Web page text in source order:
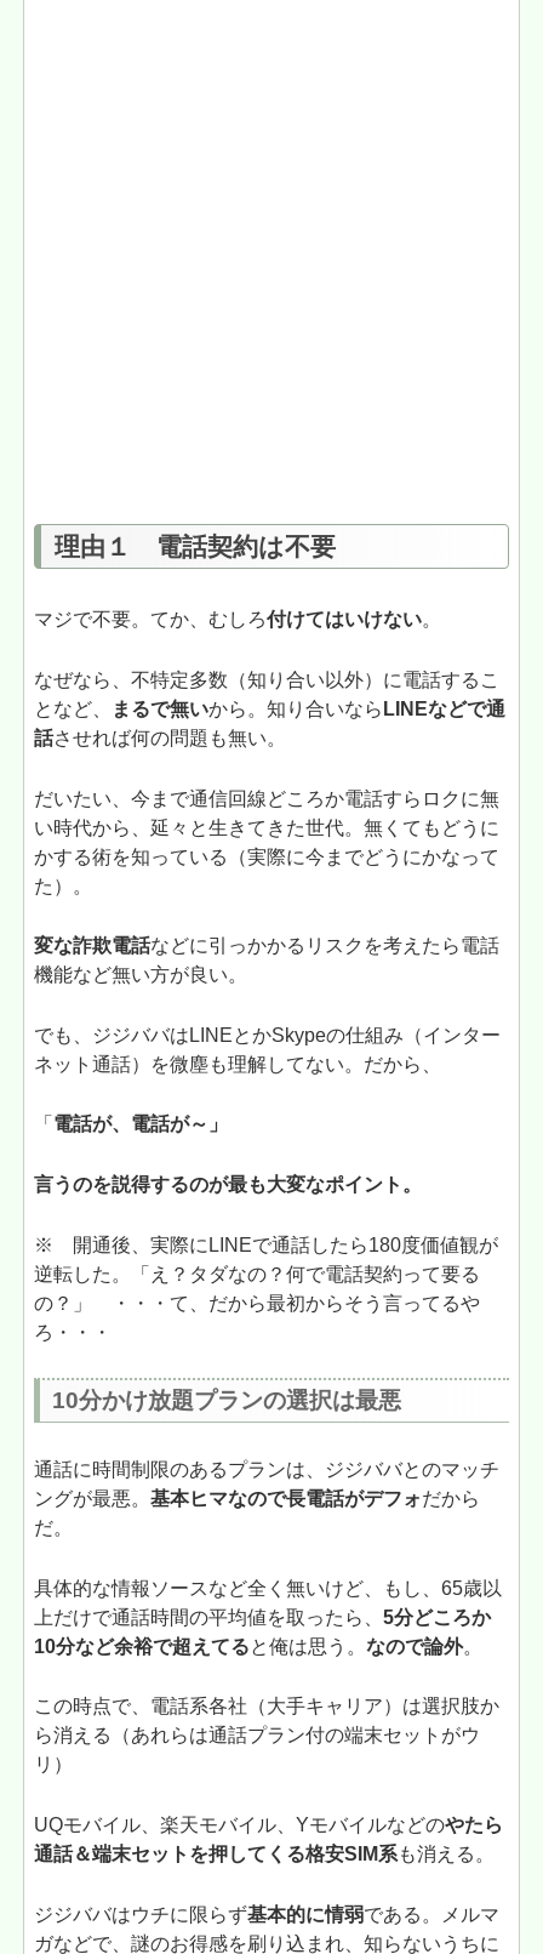
理由１ 電話契約は不要
マジで不要。てか、むしろ付けてはいけない。
なぜなら、不特定多数（知り合い以外）に電話するこ
となど、
まるで無いから。知り合いなら LINEなどで通
話させれば何の問題も無い。
だいたい、今まで通信回線どころか電話すらロクに無
い時代から、延々と生きてきた世代。無くてもどうに
かする術を知っている（実際に今までどうにかなって
た）。
変な詐欺電話などに引っかかるリスクを考えたら電話
機能など無い方が良い。
でも、ジジババはLINEとかSkypeの仕組み（インター
ネット通話）を微塵も理解してない。だから、
「 電話が、電話が～」
言うのを説得するのが最も大変なポイント。
※ 開通後、実際にLINEで通話したら180度価値観が
逆転した。「え？タダなの？何で電話契約って要る
の？」 ・・・て、だから最初からそう言ってるや
ろ・・・
10分かけ放題プランの選択は最悪
通話に時間制限のあるプランは、ジジババとのマッチ
ングが最悪。基本ヒマなので長電話がデフォだから
だ。
具体的な情報ソースなど全く無いけど、もし、65歳以
上だけで通話時間の平均値を取ったら、5分どころか
10分など余裕で超えてると俺は思う。なので論外。
この時点で、電話系各社（大手キャリア）は選択肢か
ら消える（あれらは通話プラン付の端末セットがウ
リ）
UQモバイル、楽天モバイル、Yモバイルなどのやたら
通話＆端末セットを押してくる格安SIM系も消える。
ジジババはウチに限らず基本的に情弱である。メルマ
ガなどで、謎のお得感を刷り込まれ、知らないうちに